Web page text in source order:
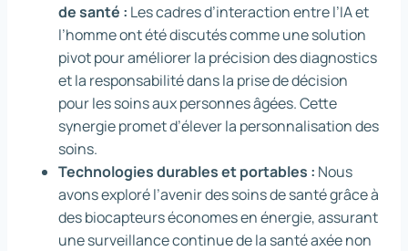
de santé : Les cadres d’interaction entre l’IA et
l’homme ont été discutés comme une solution
pivot pour améliorer la précision des diagnostics
et la responsabilité dans la prise de décision
pour les soins aux personnes âgées. Cette
synergie promet d’élever la personnalisation des
soins.
Technologies durables et portables : Nous
avons exploré l’avenir des soins de santé grâce à
des biocapteurs économes en énergie, assurant
une surveillance continue de la santé axée non